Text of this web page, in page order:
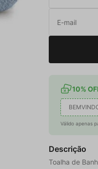
10%
Válido apenas
Descrição
Toalha de